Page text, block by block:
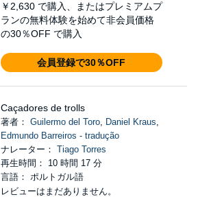
￥2,630 で購入、またはプレミアムプ
ランの無料体験を始めて非会員価格
の30％OFF で購入
会員登録で30％OFF
Caçadores de trolls
著者： Guilermo del Toro, Daniel Kraus,
Edmundo Barreiros - tradução
ナレーター： Tiago Torres
再生時間： 10 時間 17 分
言語： ポルトガル語
レビューはまだありません。